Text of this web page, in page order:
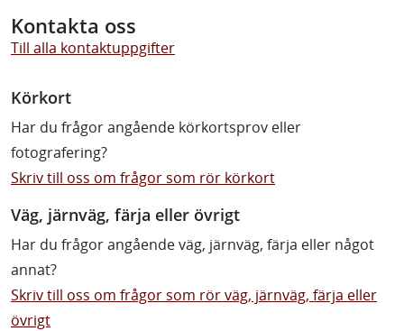
Kontakta oss
Till alla kontaktuppgifter
Körkort
Har du frågor angående körkortsprov eller
fotografering?
Skriv till oss om frågor som rör körkort
Väg, järnväg, färja eller övrigt
Har du frågor angående väg, järnväg, färja eller något
annat?
Skriv till oss om frågor som rör väg, järnväg, färja eller
övrigt